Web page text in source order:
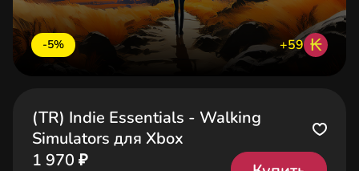
-5% +59 ₭
(TR) Indie Essentials - Walking
Simulators для Xbox
1 970 ₽